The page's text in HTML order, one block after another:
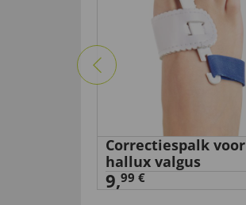
Correctiespalk voor
hallux valgus
9,99 €